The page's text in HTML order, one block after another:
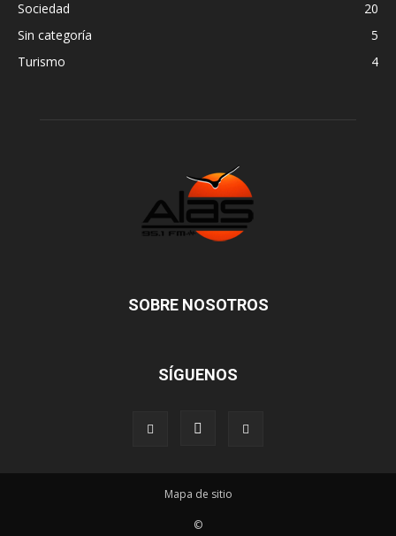
Sociedad
20
Sin categoría
5
Turismo
4
SOBRE NOSOTROS
SÍGUENOS
Mapa de sitio
©